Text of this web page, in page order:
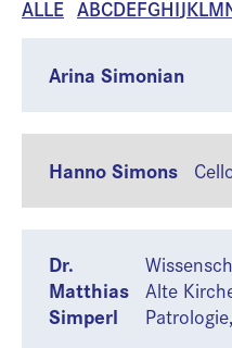
ALLE ABCDEFGHIJKLM
Arina Simonian
Hanno Simons
Dr.
Matthias
Simperl
Alte